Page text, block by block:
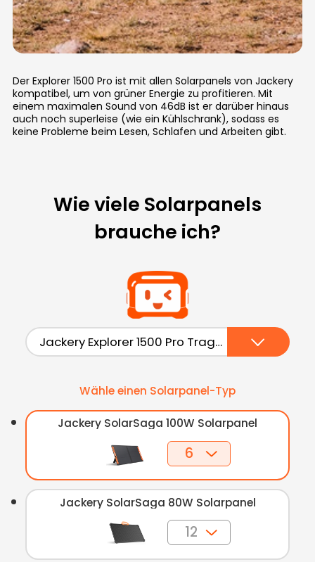
Der Explorer 1500 Pro ist mit allen Solarpanels von Jackery
kompatibel, um von grüner Energie zu profitieren. Mit
einem maximalen Sound von 46dB ist er darüber hinaus
auch noch superleise (wie ein Kühlschrank), sodass es
keine Probleme beim Lesen, Schlafen und Arbeiten gibt.
Wie viele Solarpanels
brauche ich?
Wähle einen Solarpanel-Typ
Jackery SolarSaga 100W Solarpanel
Jackery SolarSaga 80W Solarpanel